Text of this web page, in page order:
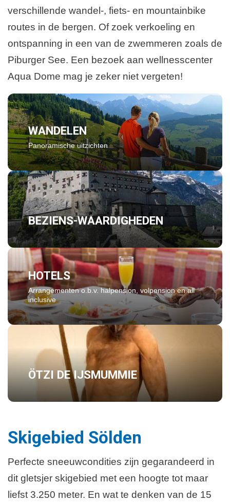
verschillende wandel-, fiets- en mountainbike
routes in de bergen. Of zoek verkoeling en
ontspanning in een van de zwemmeren zoals de
Piburger See. Een bezoek aan wellnesscenter
Aqua Dome mag je zeker niet vergeten!
WANDELEN
Panoramische uitzichten
BEZIENS-WAARDIGHEDEN
HOTELS
Arrangementen o.b.v. halpension, volpension en all
inclusive
ÖTZI DE IJSMUMMIE
Skigebied Sölden
Perfecte sneeuwcondities zijn gegarandeerd in
dit gletsjer skigebied met een hoogte tot maar
liefst 3.250 meter. En wat te denken van de 15